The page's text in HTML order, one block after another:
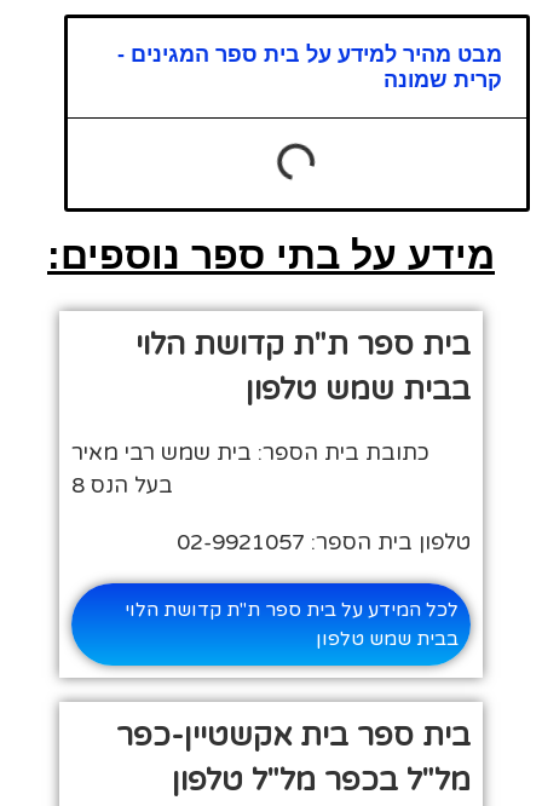
מבט מהיר למידע על בית ספר המגינים -
קרית שמונה
מידע על בתי ספר נוספים:
בית ספר ת"ת קדושת הלוי
בבית שמש טלפון
כתובת בית הספר: בית שמש רבי מאיר
בעל הנס 8
טלפון בית הספר: 02-9921057
לכל המידע על בית ספר ת"ת קדושת הלוי
בבית שמש טלפון
בית ספר בית אקשטיין-כפר
מל"ל בכפר מל"ל טלפון